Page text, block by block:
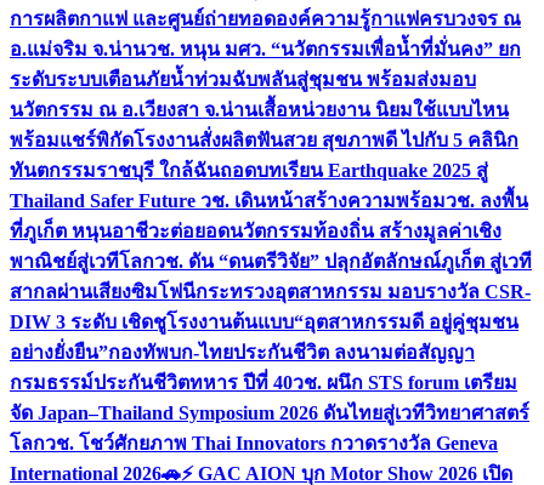
การผลิตกาแฟ และศูนย์ถ่ายทอดองค์ความรู้กาแฟครบวงจร ณ
อ.แม่จริม จ.น่านวช. หนุน มศว. “นวัตกรรมเพื่อน้ำที่มั่นคง” ยก
ระดับระบบเตือนภัยน้ำท่วมฉับพลันสู่ชุมชน พร้อมส่งมอบ
นวัตกรรม ณ อ.เวียงสา จ.น่านเสื้อหน่วยงาน นิยมใช้แบบไหน
พร้อมแชร์พิกัดโรงงานสั่งผลิตฟันสวย สุขภาพดี ไปกับ 5 คลินิก
ทันตกรรมราชบุรี ใกล้ฉันถอดบทเรียน Earthquake 2025 สู่
Thailand Safer Future วช. เดินหน้าสร้างความพร้อมวช. ลงพื้น
ที่ภูเก็ต หนุนอาชีวะต่อยอดนวัตกรรมท้องถิ่น สร้างมูลค่าเชิง
พาณิชย์สู่เวทีโลกวช. ดัน “ดนตรีวิจัย” ปลุกอัตลักษณ์ภูเก็ต สู่เวที
สากลผ่านเสียงซิมโฟนีกระทรวงอุตสาหกรรม มอบรางวัล CSR-
DIW 3 ระดับ เชิดชูโรงงานต้นแบบ“อุตสาหกรรมดี อยู่คู่ชุมชน
อย่างยั่งยืน”กองทัพบก-ไทยประกันชีวิต ลงนามต่อสัญญา
กรมธรรม์ประกันชีวิตทหาร ปีที่ 40วช. ผนึก STS forum เตรียม
จัด Japan–Thailand Symposium 2026 ดันไทยสู่เวทีวิทยาศาสตร์
โลกวช. โชว์ศักยภาพ Thai Innovators กวาดรางวัล Geneva
International 2026🚗⚡️ GAC AION บุก Motor Show 2026 เปิด